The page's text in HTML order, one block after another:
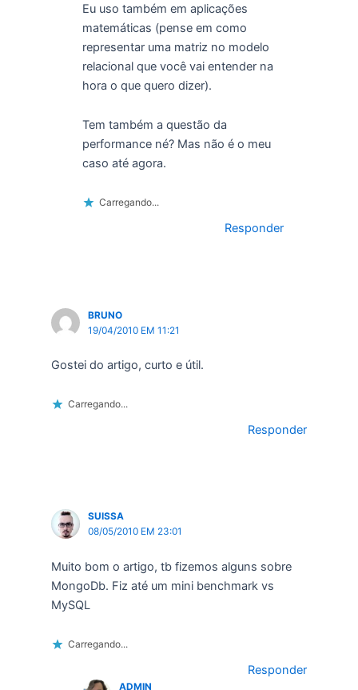
Eu uso também em aplicações
matemáticas (pense em como
representar uma matriz no modelo
relacional que você vai entender na
hora o que quero dizer).
Tem também a questão da
performance né? Mas não é o meu
caso até agora.
Carregando...
Responder
BRUNO
19/04/2010 EM 11:21
Gostei do artigo, curto e útil.
Carregando...
Responder
SUISSA
08/05/2010 EM 23:01
Muito bom o artigo, tb fizemos alguns sobre
MongoDb. Fiz até um mini benchmark vs
MySQL
Carregando...
Responder
ADMIN